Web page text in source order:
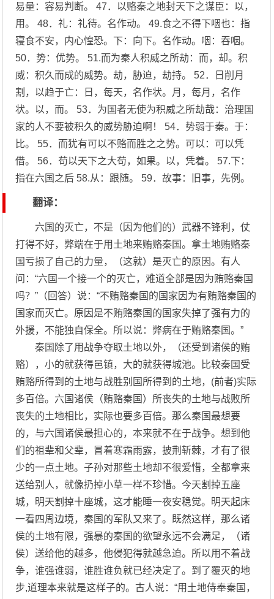
易量：容易判断。 47．以赂秦之地封天下之谋臣：以，
用。 48．礼：礼待。名作动。 49.食之不得下咽也：指
寝食不安，内心惶恐。下：向下。名作动。咽：吞咽。
50．势：优势。 51.而为秦人积威之所劫：而，却。积
威：积久而成的威势。劫，胁迫，劫持。 52．日削月
割，以趋于亡：日，每天，名作状。月，每月，名作
状。以，而。 53．为国者无使为积威之所劫哉：治理国
家的人不要被积久的威势胁迫啊！ 54．势弱于秦。于：
比。 55．而犹有可以不赂而胜之之势。可以：可以凭
借。 56．苟以天下之大苟，如果。以，凭着。 57.下：
指在六国之后 58.从：跟随。 59．故事：旧事，先例。
翻译：
六国的灭亡，不是（因为他们的）武器不锋利，仗
打得不好，弊端在于用土地来贿赂秦国。拿土地贿赂秦
国亏损了自己的力量，（这就）是灭亡的原因。有人
问：“六国一个接一个的灭亡，难道全部是因为贿赂秦国
吗？”（回答）说：“不贿赂秦国的国家因为有贿赂秦国的
国家而灭亡。原因是不贿赂秦国的国家失掉了强有力的
外援，不能独自保全。所以说：弊病在于贿赂秦国。”
秦国除了用战争夺取土地以外，（还受到诸侯的贿
赂），小的就获得邑镇，大的就获得城池。比较秦国受
贿赂所得到的土地与战胜别国所得到的土地，(前者)实际
多百倍。六国诸侯（贿赂秦国）所丧失的土地与战败所
丧失的土地相比，实际也要多百倍。那么秦国最想要
的，与六国诸侯最担心的，本来就不在于战争。想到他
们的祖辈和父辈，冒着寒霜雨露，披荆斩棘，才有了很
少的一点土地。子孙对那些土地却不很爱惜，全都拿来
送给别人，就像扔掉小草一样不珍惜。今天割掉五座
城，明天割掉十座城，这才能睡一夜安稳觉。明天起床
一看四周边境，秦国的军队又来了。既然这样，那么诸
侯的土地有限，强暴的秦国的欲望永远不会满足，（诸
侯）送给他的越多，他侵犯得就越急迫。所以用不着战
争，谁强谁弱，谁胜谁负就已经决定了。到了覆灭的地
步,道理本来就是这样子的。古人说：“用土地侍奉秦国，